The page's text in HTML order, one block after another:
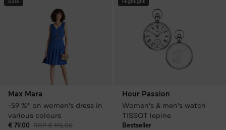
Max Mara
-59 %* on women's dress in
various colours
€ 79.00 RRP € 195.00
Hour Passion
Women's & men's watch
TISSOT lepine
Bestseller